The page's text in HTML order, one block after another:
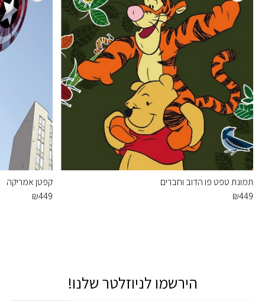
תמונת טפט פו הדוב וחברים
₪449
קפטן אמריקה
₪449
הירשמו לניוזלטר שלנו!